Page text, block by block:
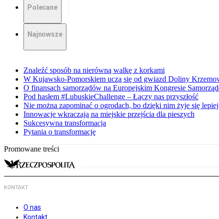
Polecane
Najnowsze
Znaleźć sposób na nierówną walkę z korkami
W Kujawsko-Pomorskiem uczą się od gwiazd Doliny
O finansach samorządów na Europejskim Kongresie
Pod hasłem #LubuskieChallenge – Łączy nas przyszłość
Nie można zapominać o ogrodach, bo dzięki nim żyje się lepiej
Innowacje wkraczają na miejskie przejścia dla pieszych
Sukcesywna transformacja
Pytania o transformację
Promowane treści
KONTAKT
O nas
Kontakt